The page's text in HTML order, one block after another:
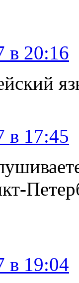
в 20:16
в 17:45
в 19:04